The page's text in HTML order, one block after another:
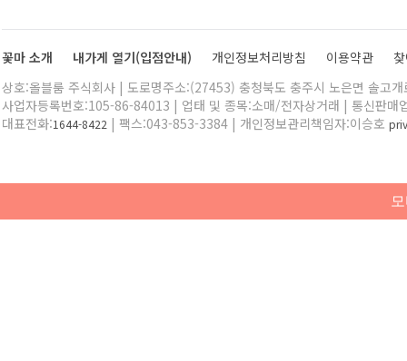
꽃마 소개 내가게 열기(입점안내) 개인정보처리방침 이용약관
상호:올블룸 주식회사 | 도로명주소:(27453) 충청북도 충주시 노은면 솔고
사업자등록번호:105-86-84013 | 업태 및 종목:소매/전자상거래 | 통신판매
대표전화:1644-8422 | 팩스:043-853-3384 | 개인정보관리책임자:이승호